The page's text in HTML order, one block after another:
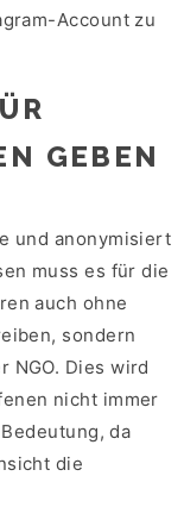
Account zu
GEBEN
und anonymisiert
muss es für die
auch ohne
sondern
NGO. Dies wird
nicht immer
da
die